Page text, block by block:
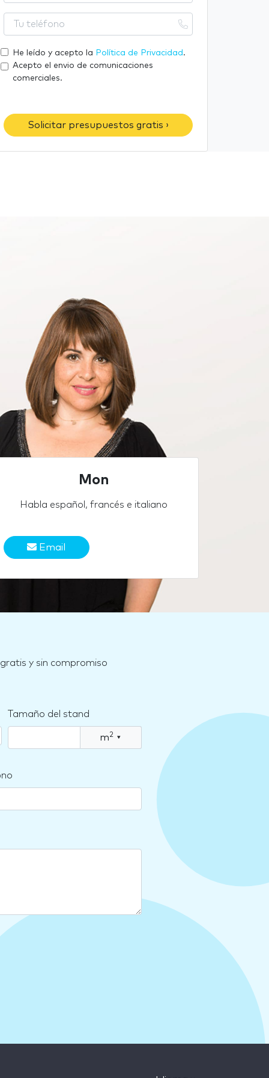
m
e
e
i
l
u
t
e
o
n
o
He leído y acepto la Política de Privacidad .
Acepto el envio de comunicaciones
comerciales.
Solicitar presupuestos gratis ›
Mon
Habla español, francés e italiano
Email
y sin compromiso
Tamaño del stand
m2 ▾